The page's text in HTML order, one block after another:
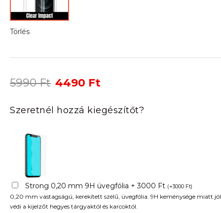
Törlés
5990Ft Original
was:
5990 Ft.
4490 Ft
is:
4490 Ft.
Szeretnél hozzá kiegészítőt?
Strong 0,20 mm 9H üvegfólia + 3000 Ft (+3000 Ft)
0,20 mm vastagságú, kerekített szélű, üvegfólia. 9H keménysége miatt jól
védi a kijelzőt hegyes tárgyaktól és karcoktól.